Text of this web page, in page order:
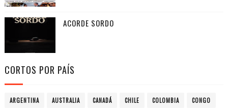
ACORDE SORDO
CORTOS POR PAÍS
ARGENTINA AUSTRALIA CANADÁ CHILE COLOMBIA CONGO